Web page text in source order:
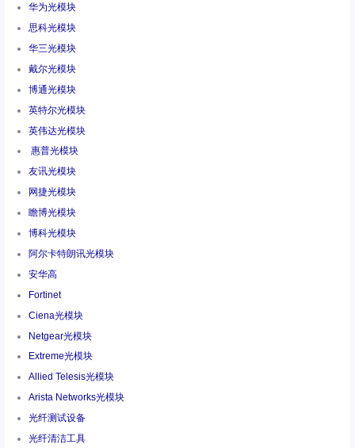
华为光模块
思科光模块
华三光模块
戴尔光模块
博通光模块
英特尔光模块
英伟达光模块
惠普光模块
友讯光模块
网捷光模块
瞻博光模块
博科光模块
阿尔卡特朗讯光模块
安华高
Fortinet
Ciena光模块
Netgear光模块
Extreme光模块
Allied Telesis光模块
Arista Networks光模块
光纤测试设备
光纤清洁工具